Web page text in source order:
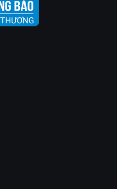
hàng, ưu tiên
trực tiếp cho An An
decor, đa dạng mẫu mã
thị trường.
từ tâm hồn
Phường An Nhơn, TP.